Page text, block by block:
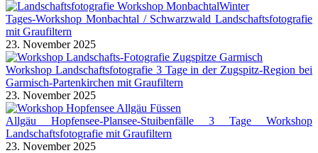
Tages-Workshop Monbachtal / Schwarzwald Landschaftsfotografie
mit Graufiltern
23. November 2025
Workshop Landschaftsfotografie 3 Tage in der Zugspitz-Region bei
Garmisch-Partenkirchen mit Graufiltern
23. November 2025
Allgäu Hopfensee-Plansee-Stuibenfälle 3 Tage Workshop
Landschaftsfotografie mit Graufiltern
23. November 2025